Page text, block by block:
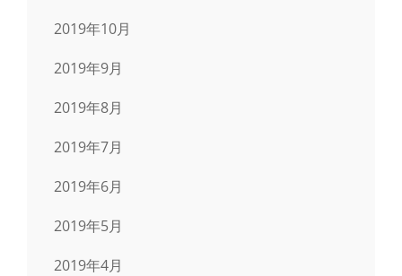
2019年10月
2019年9月
2019年8月
2019年7月
2019年6月
2019年5月
2019年4月